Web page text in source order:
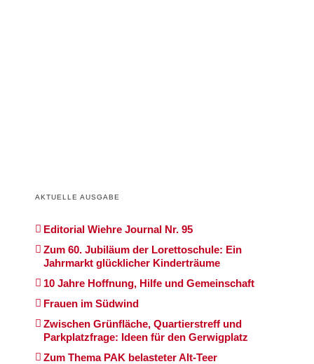
AKTUELLE AUSGABE
Editorial Wiehre Journal Nr. 95
Zum 60. Jubiläum der Lorettoschule: Ein
Jahrmarkt glücklicher Kinderträume
10 Jahre Hoffnung, Hilfe und Gemeinschaft
Frauen im Südwind
Zwischen Grünfläche, Quartierstreff und
Parkplatzfrage: Ideen für den Gerwigplatz
Zum Thema PAK belasteter Alt-Teer